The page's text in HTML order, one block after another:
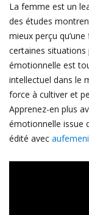
La femme est un
des études
mieux perçu
certaines situations
émotionnelle est
intellectuel dans le
force à cultiver et
Apprenez-en plus
émotionnelle issue
édité avec